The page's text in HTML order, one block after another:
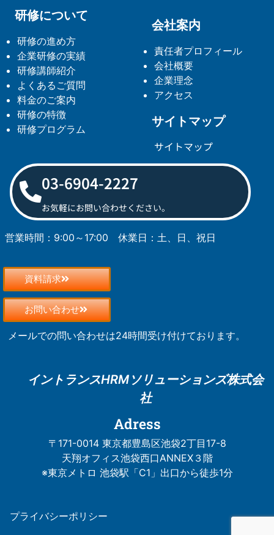
研修について
研修の進め方
企業研修の実績
研修講師紹介
よくあるご質問
料金のご案内
研修の特徴
研修プログラム
会社案内
責任者プロフィール
会社概要
企業理念
アクセス
サイトマップ
サイトマップ
03-6904-2227
お気軽にお問い合わせください。
営業時間：9:00～17:00 休業日：土、日、祝日
資料請求
お問い合わせ
メールでの問い合わせは24時間受け付けております。
イントランスHRM ソリューションズ株式会
社
Adress
〒171-0014 東京都豊島区池袋2丁目17-8
天翔オフィス池袋西口ANNEX３階
※東京メトロ 池袋駅「C1」出口から徒歩1分
プライバシーポリシー